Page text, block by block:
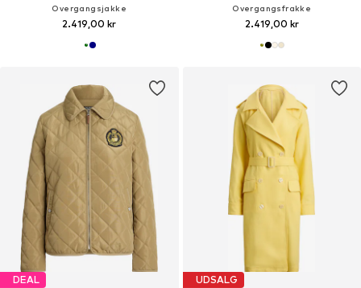
Overgangsjakke
2.419,00 kr
Overgangsfrakke
2.419,00 kr
DEAL UDSALG